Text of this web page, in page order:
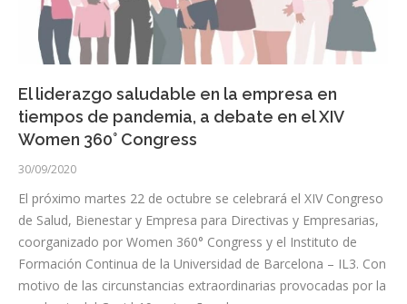
El liderazgo saludable en la empresa en
tiempos de pandemia, a debate en el XIV
Women 360° Congress
30/09/2020
El próximo martes 22 de octubre se celebrará el XIV Congreso
de Salud, Bienestar y Empresa para Directivas y Empresarias,
coorganizado por Women 360° Congress y el Instituto de
Formación Continua de la Universidad de Barcelona – IL3. Con
motivo de las circunstancias extraordinarias provocadas por la